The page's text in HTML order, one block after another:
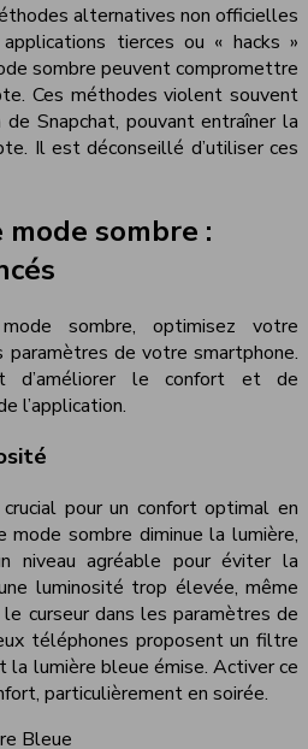
alternatives non officielles
tierces ou « hacks »
sombre peuvent compromettre
Ces méthodes violent souvent
Snapchat, pouvant entraîner la
Il est déconseillé d’utiliser ces
sombre :
sombre, optimisez votre
de votre smartphone.
d’améliorer le confort et de
l’application.
pour un confort optimal en
mode sombre diminue la lumière,
niveau agréable pour éviter la
luminosité trop élevée, même
curseur dans les paramètres de
téléphones proposent un filtre
la lumière bleue émise. Activer ce
particulièrement en soirée.